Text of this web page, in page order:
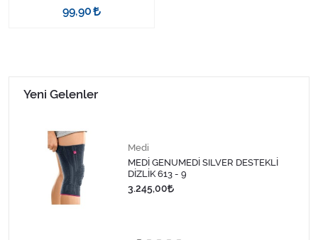
99,90
Yeni Gelenler
Medi
MEDİ GENUMEDİ SILVER DESTEKLİ
DİZLİK 613 - 9
3.245,00